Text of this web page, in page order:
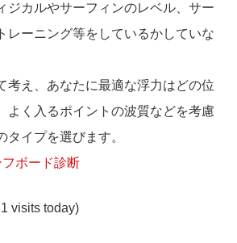
ジカルやサーフィンのレベル、サー
レーニング等をしているかしていな
考え、あなたに最適な浮力はどの位
よく入るポイントの波質などを考慮
タイプを選びます。
ボード診断
visits today)